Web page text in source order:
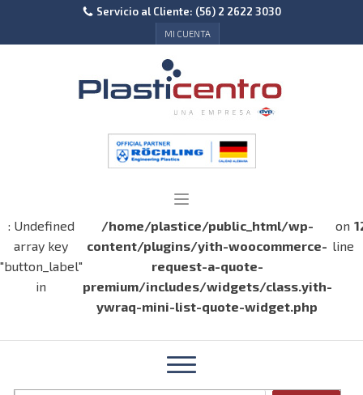
Servicio al Cliente: (56) 2 2622 3030
MI CUENTA
: Undefined
array key
"button_label"
in
/home/plastice/public_html/wp-
content/plugins/yith-woocommerce-
request-a-quote-
premium/includes/widgets/class.yith-
ywraq-mini-list-quote-widget.php
on
line